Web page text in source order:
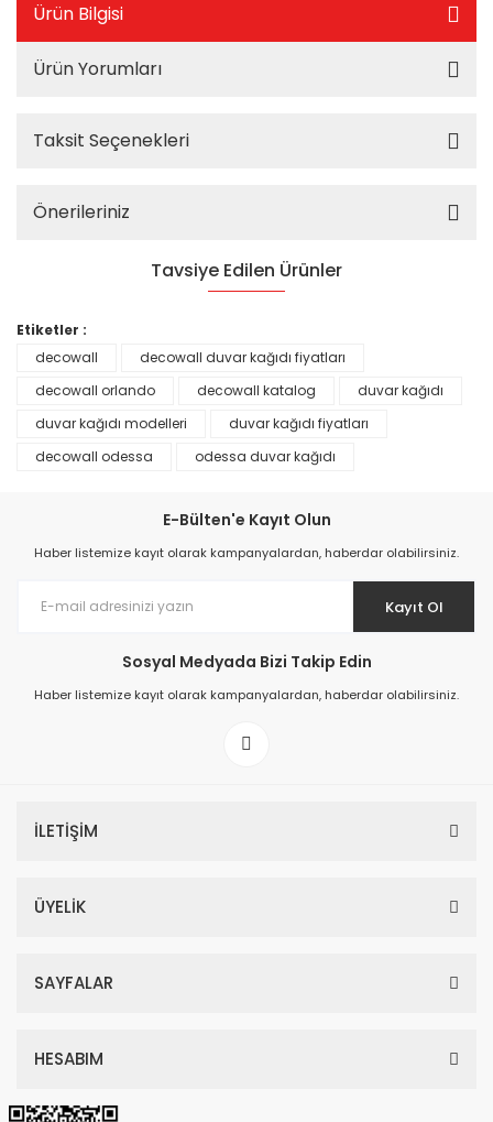
Ürün Bilgisi
Ürün Yorumları
Taksit Seçenekleri
Önerileriniz
Tavsiye Edilen Ürünler
Prime ArtDECO Duvar Kağıdı Tutkalı 500 gr
199,00 TL
Etiketler :
decowall
decowall duvar kağıdı fiyatları
decowall orlando
decowall katalog
duvar kağıdı
duvar kağıdı modelleri
duvar kağıdı fiyatları
decowall odessa
odessa duvar kağıdı
E-Bülten'e Kayıt Olun
Haber listemize kayıt olarak kampanyalardan, haberdar olabilirsiniz.
Kayıt Ol
Sosyal Medyada Bizi Takip Edin
Haber listemize kayıt olarak kampanyalardan, haberdar olabilirsiniz.
İLETİŞİM
ÜYELİK
SAYFALAR
HESABIM